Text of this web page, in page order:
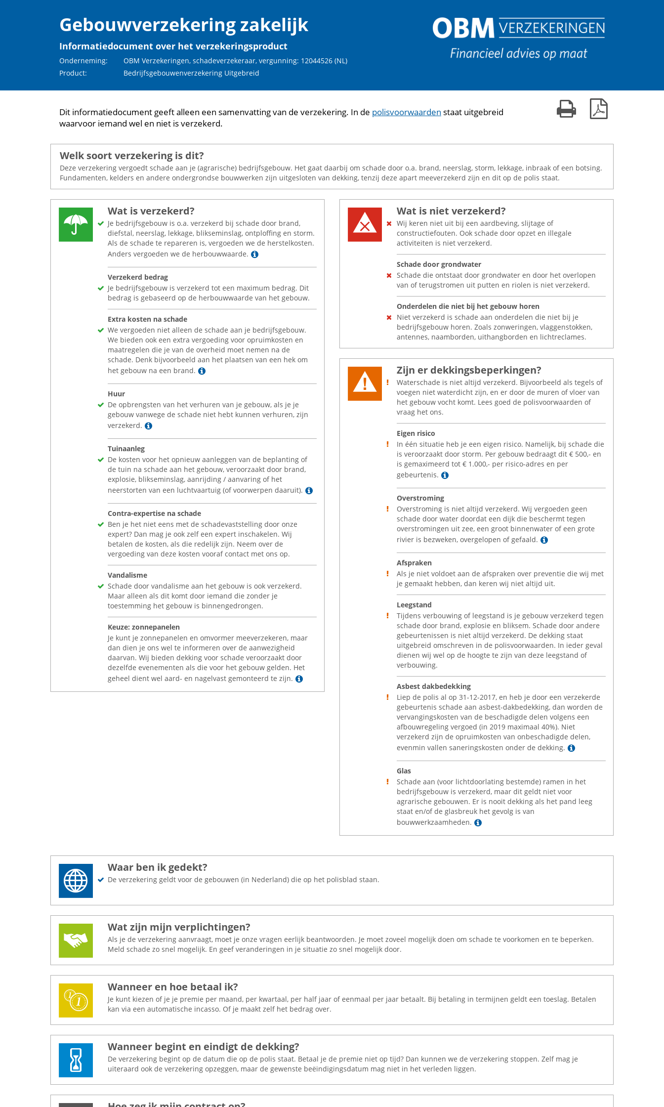
Gebouwverzekering zakelijk
Informatiedocument over het verzekeringsproduct
Onderneming:
OBM Verzekeringen, schadeverzekeraar, vergunning: 12044526 (NL)
Product:
Bedrijfsgebouwenverzekering Uitgebreid
Dit informatiedocument geeft alleen een samenvatting van de verzekering. In de polisvoorwaarden staat uitgebreid
waarvoor iemand wel en niet is verzekerd.
Print kaartDownload PDF
Welk soort verzekering is dit?
Deze verzekering vergoedt schade aan je (agrarische) bedrijfsgebouw. Het gaat daarbij om schade door o.a. brand, neerslag, storm, lekkage, inbraak of een botsing.
Fundamenten, kelders en andere ondergrondse bouwwerken zijn uitgesloten van dekking, tenzij deze apart meeverzekerd zijn en dit op de polis staat.
Wat is verzekerd?
Je bedrijfsgebouw is o.a. verzekerd bij schade door brand,
diefstal, neerslag, lekkage, blikseminslag, ontploffing en storm.
Als de schade te repareren is, vergoeden we de herstelkosten.
Anders vergoeden we de herbouwwaarde.
Lees meer
Verzekerd bedrag
Je bedrijfsgebouw is verzekerd tot een maximum bedrag. Dit
bedrag is gebaseerd op de herbouwwaarde van het gebouw.
Extra kosten na schade
We vergoeden niet alleen de schade aan je bedrijfsgebouw.
We bieden ook een extra vergoeding voor opruimkosten en
maatregelen die je van de overheid moet nemen na de
schade. Denk bijvoorbeeld aan het plaatsen van een hek om
het gebouw na een brand.
Lees meer
Huur
De opbrengsten van het verhuren van je gebouw, als je je
gebouw vanwege de schade niet hebt kunnen verhuren, zijn
verzekerd.
Lees meer
Tuinaanleg
De kosten voor het opnieuw aanleggen van de beplanting of
de tuin na schade aan het gebouw, veroorzaakt door brand,
explosie, blikseminslag, aanrijding / aanvaring of het
neerstorten van een luchtvaartuig (of voorwerpen daaruit).
Lees meer
Contra-expertise na schade
Ben je het niet eens met de schadevaststelling door onze
expert? Dan mag je ook zelf een expert inschakelen. Wij
betalen de kosten, als die redelijk zijn. Neem over de
vergoeding van deze kosten vooraf contact met ons op.
Vandalisme
Schade door vandalisme aan het gebouw is ook verzekerd.
Maar alleen als dit komt door iemand die zonder je
toestemming het gebouw is binnengedrongen.
Keuze: zonnepanelen
Je kunt je zonnepanelen en omvormer meeverzekeren, maar
dan dien je ons wel te informeren over de aanwezigheid
daarvan. Wij bieden dekking voor schade veroorzaakt door
dezelfde evenementen als die voor het gebouw gelden. Het
geheel dient wel aard- en nagelvast gemonteerd te zijn.
Lees meer
Wat is niet verzekerd?
Wij keren niet uit bij een aardbeving, slijtage of
constructiefouten. Ook schade door opzet en illegale
activiteiten is niet verzekerd.
Schade door grondwater
Schade die ontstaat door grondwater en door het overlopen
van of terugstromen uit putten en riolen is niet verzekerd.
Onderdelen die niet bij het gebouw horen
Niet verzekerd is schade aan onderdelen die niet bij je
bedrijfsgebouw horen. Zoals zonweringen, vlaggenstokken,
antennes, naamborden, uithangborden en lichtreclames.
Zijn er dekkingsbeperkingen?
Waterschade is niet altijd verzekerd. Bijvoorbeeld als tegels of
voegen niet waterdicht zijn, en er door de muren of vloer van
het gebouw vocht komt. Lees goed de polisvoorwaarden of
vraag het ons.
Eigen risico
In één situatie heb je een eigen risico. Namelijk, bij schade die
is veroorzaakt door storm. Per gebouw bedraagt dit € 500,- en
is gemaximeerd tot € 1.000,- per risico-adres en per
gebeurtenis.
Lees meer
Overstroming
Overstroming is niet altijd verzekerd. Wij vergoeden geen
schade door water doordat een dijk die beschermt tegen
overstromingen uit zee, een groot binnenwater of een grote
rivier is bezweken, overgelopen of gefaald.
Lees meer
Afspraken
Als je niet voldoet aan de afspraken over preventie die wij met
je gemaakt hebben, dan keren wij niet altijd uit.
Leegstand
Tijdens verbouwing of leegstand is je gebouw verzekerd tegen
schade door brand, explosie en bliksem. Schade door andere
gebeurtenissen is niet altijd verzekerd. De dekking staat
uitgebreid omschreven in de polisvoorwaarden. In ieder geval
dienen wij wel op de hoogte te zijn van deze leegstand of
verbouwing.
Asbest dakbedekking
Liep de polis al op 31-12-2017, en heb je door een verzekerde
gebeurtenis schade aan asbest-dakbedekking, dan worden de
vervangingskosten van de beschadigde delen volgens een
afbouwregeling vergoed (in 2019 maximaal 40%). Niet
verzekerd zijn de opruimkosten van onbeschadigde delen,
evenmin vallen saneringskosten onder de dekking.
Lees meer
Glas
Schade aan (voor lichtdoorlating bestemde) ramen in het
bedrijfsgebouw is verzekerd, maar dit geldt niet voor
agrarische gebouwen. Er is nooit dekking als het pand leeg
staat en/of de glasbreuk het gevolg is van
bouwwerkzaamheden.
Lees meer
Waar ben ik gedekt?
De verzekering geldt voor de gebouwen (in Nederland) die op het polisblad staan.
Wat zijn mijn verplichtingen?
Als je de verzekering aanvraagt, moet je onze vragen eerlijk beantwoorden. Je moet zoveel mogelijk doen om schade te voorkomen en te beperken.
Meld schade zo snel mogelijk. En geef veranderingen in je situatie zo snel mogelijk door.
Wanneer en hoe betaal ik?
Je kunt kiezen of je je premie per maand, per kwartaal, per half jaar of eenmaal per jaar betaalt. Bij betaling in termijnen geldt een toeslag. Betalen
kan via een automatische incasso. Of je maakt zelf het bedrag over.
Wanneer begint en eindigt de dekking?
De verzekering begint op de datum die op de polis staat. Betaal je de premie niet op tijd? Dan kunnen we de verzekering stoppen. Zelf mag je
uiteraard ook de verzekering opzeggen, maar de gewenste beëindigingsdatum mag niet in het verleden liggen.